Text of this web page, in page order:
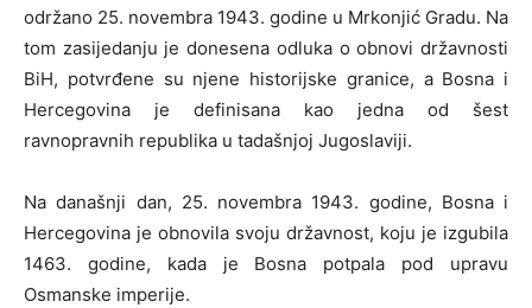
održano 25. novembra 1943. godine u Mrkonjić Gradu. Na
tom zasijedanju je donesena odluka o obnovi državnosti
BiH, potvrđene su njene historijske granice, a Bosna i
Hercegovina je definisana kao jedna od šest
ravnopravnih republika u tadašnjoj Jugoslaviji.
Na današnji dan, 25. novembra 1943. godine, Bosna i
Hercegovina je obnovila svoju državnost, koju je izgubila
1463. godine, kada je Bosna potpala pod upravu
Osmanske imperije.